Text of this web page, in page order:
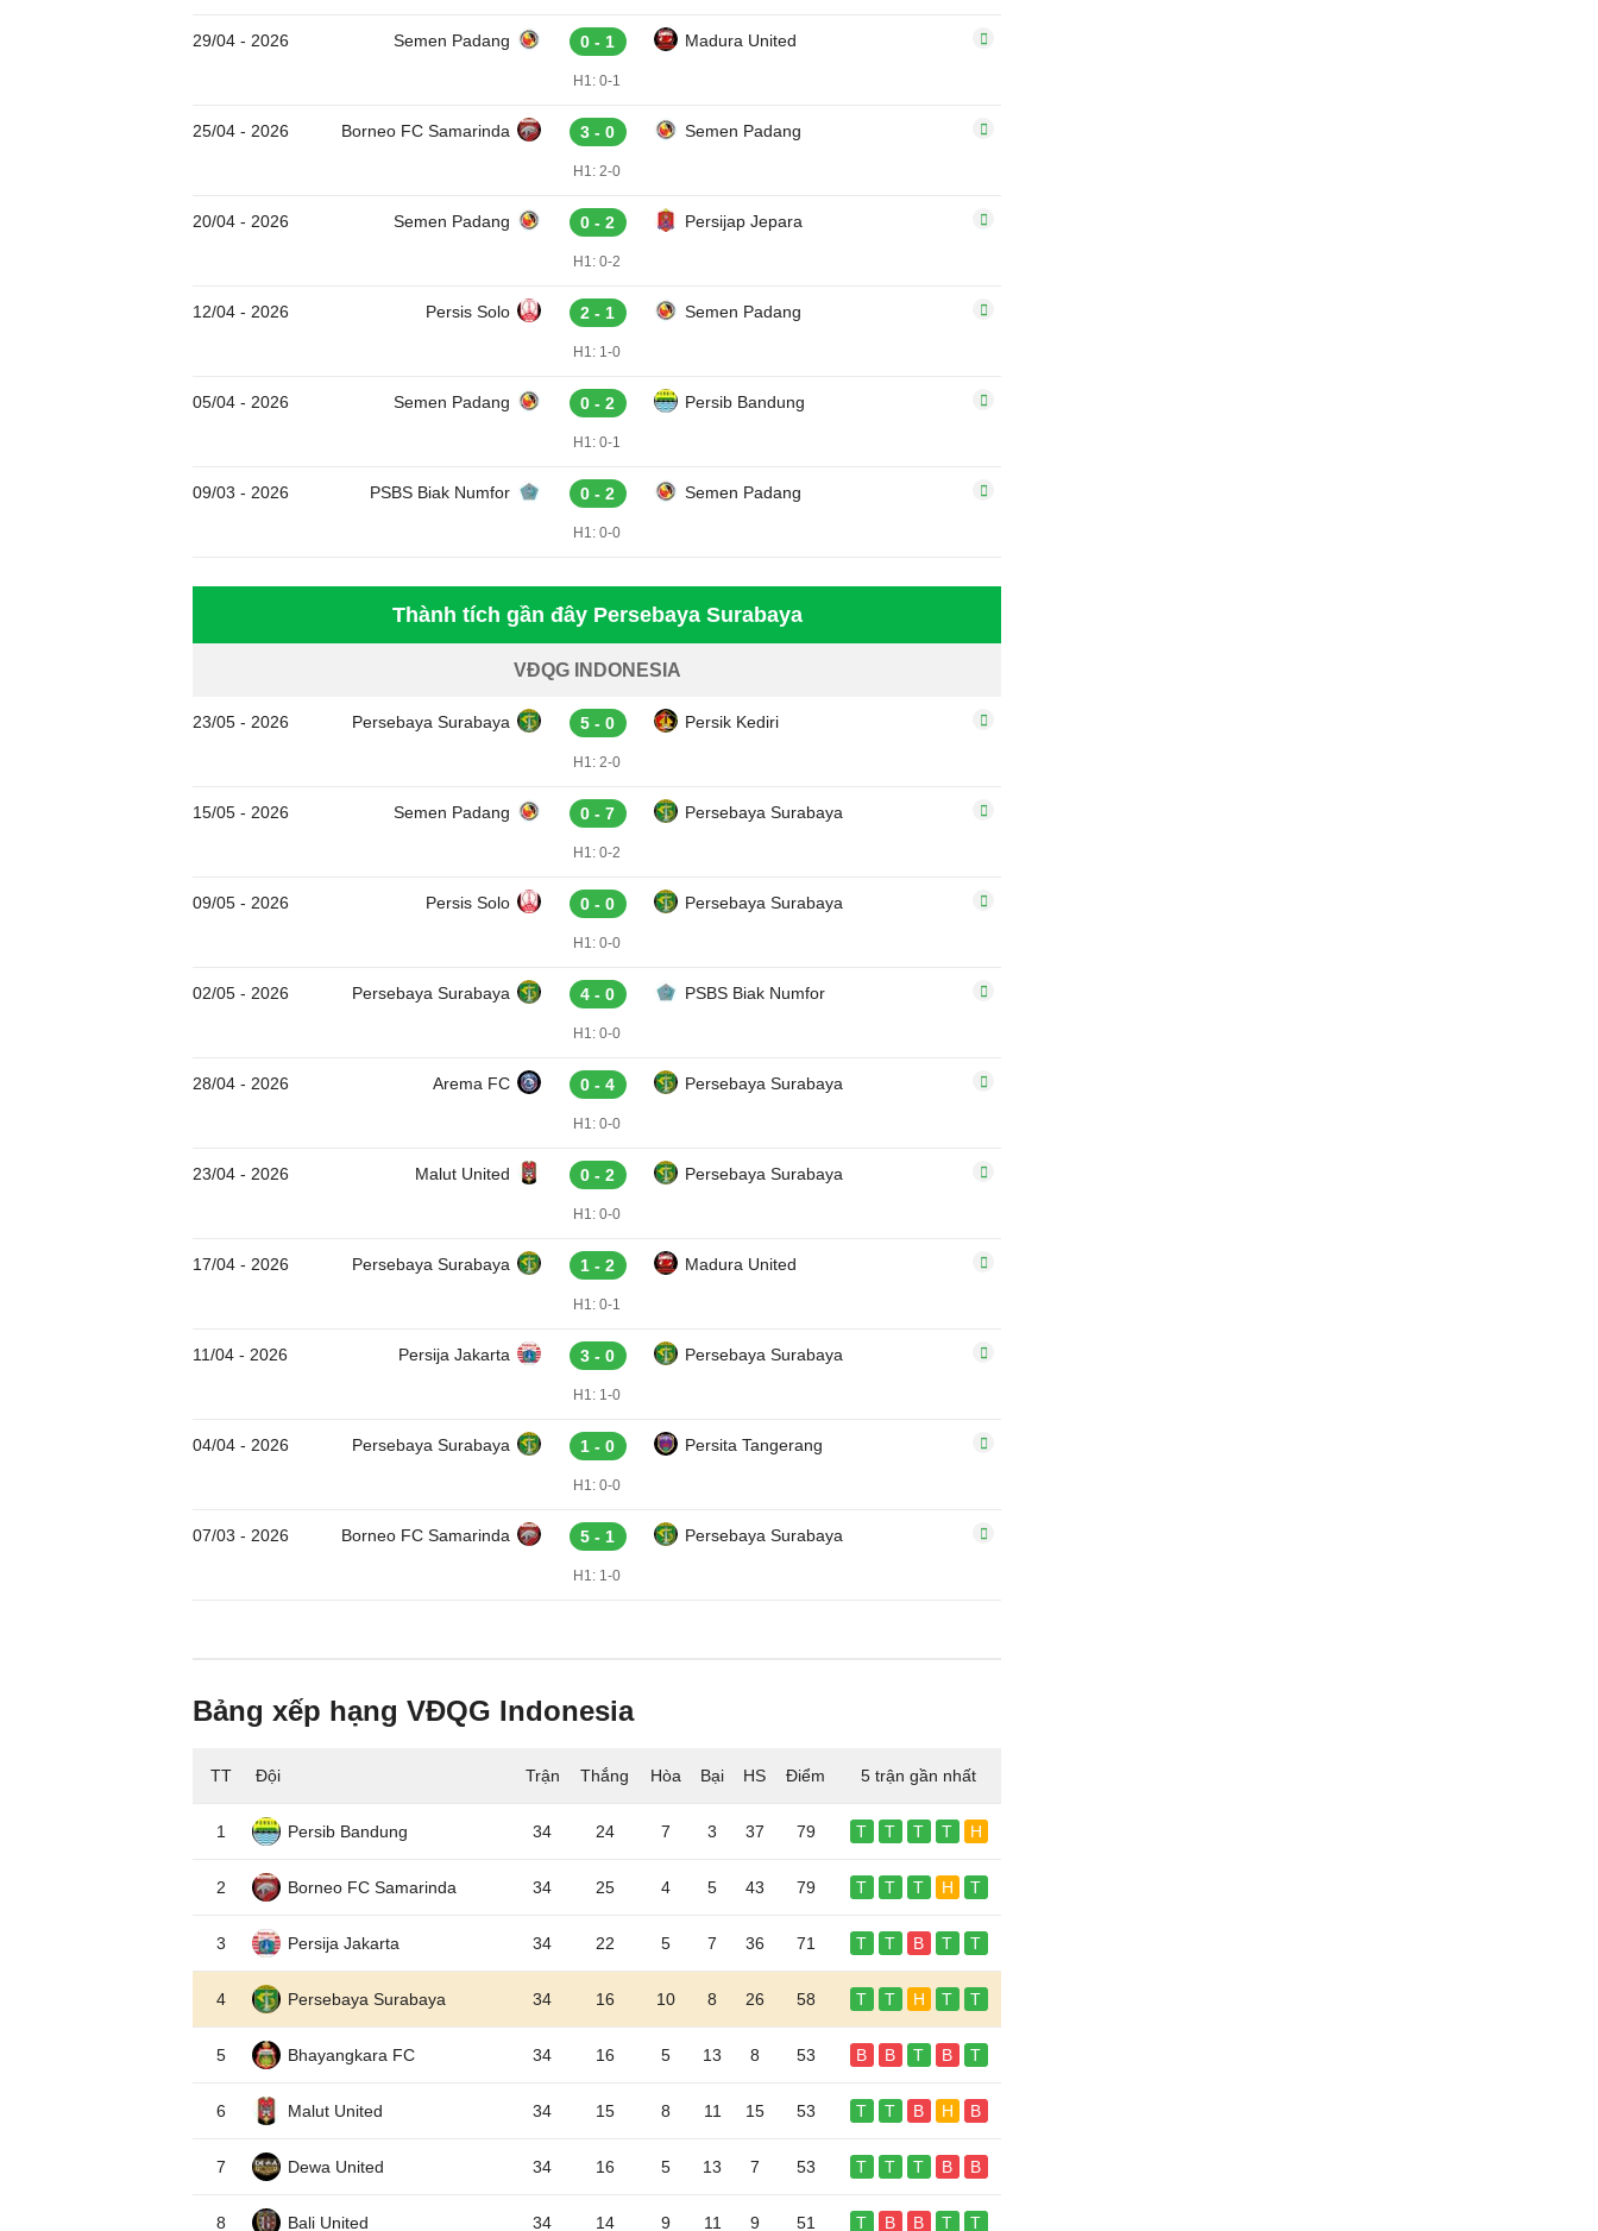
29/04 - 2026 Semen Padang 0 - 1 Madura United
H1: 0-1
25/04 - 2026 Borneo FC Samarinda 3 - 0 Semen Padang
H1: 2-0
20/04 - 2026 Semen Padang 0 - 2 Persijap Jepara
H1: 0-2
12/04 - 2026 Persis Solo 2 - 1 Semen Padang
H1: 1-0
05/04 - 2026 Semen Padang 0 - 2 Persib Bandung
H1: 0-1
09/03 - 2026 PSBS Biak Numfor 0 - 2 Semen Padang
H1: 0-0
Thành tích gần đây Persebaya Surabaya
VĐQG INDONESIA
23/05 - 2026 Persebaya Surabaya 5 - 0 Persik Kediri
H1: 2-0
15/05 - 2026 Semen Padang 0 - 7 Persebaya Surabaya
H1: 0-2
09/05 - 2026 Persis Solo 0 - 0 Persebaya Surabaya
H1: 0-0
02/05 - 2026 Persebaya Surabaya 4 - 0 PSBS Biak Numfor
H1: 0-0
28/04 - 2026 Arema FC 0 - 4 Persebaya Surabaya
H1: 0-0
23/04 - 2026 Malut United 0 - 2 Persebaya Surabaya
H1: 0-0
17/04 - 2026 Persebaya Surabaya 1 - 2 Madura United
H1: 0-1
11/04 - 2026 Persija Jakarta 3 - 0 Persebaya Surabaya
H1: 1-0
04/04 - 2026 Persebaya Surabaya 1 - 0 Persita Tangerang
H1: 0-0
07/03 - 2026 Borneo FC Samarinda 5 - 1 Persebaya Surabaya
H1: 1-0
Bảng xếp hạng VĐQG Indonesia
TT Đội Trận Thắng Hòa Bại HS Điểm 5 trận gần nhất
1 Persib Bandung 34 24 7 3 37 79 T T T T H
2 Borneo FC Samarinda 34 25 4 5 43 79 T T T H T
3 Persija Jakarta 34 22 5 7 36 71 T T B T T
4 Persebaya Surabaya 34 16 10 8 26 58 T T H T T
5 Bhayangkara FC 34 16 5 13 8 53 B B T B T
6 Malut United 34 15 8 11 15 53 T T B H B
7 Dewa United 34 16 5 13 7 53 T T T B B
8 Bali United 34 14 9 11 9 51 T B B T T